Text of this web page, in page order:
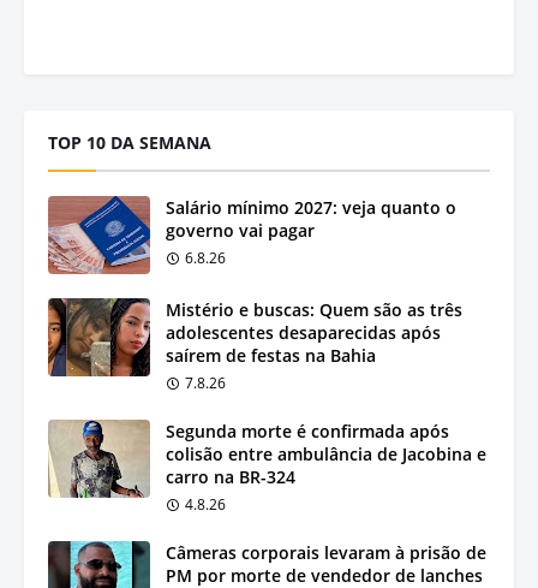
TOP 10 DA SEMANA
Salário mínimo 2027: veja quanto o
governo vai pagar
6.8.26
Mistério e buscas: Quem são as três
adolescentes desaparecidas após
saírem de festas na Bahia
7.8.26
Segunda morte é confirmada após
colisão entre ambulância de Jacobina e
carro na BR-324
4.8.26
Câmeras corporais levaram à prisão de
PM por morte de vendedor de lanches